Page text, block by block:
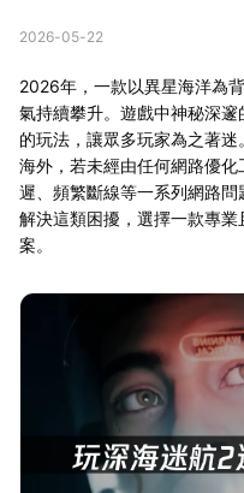
2026-05-22
2026年，一款以異星海洋為
氣持續攀升。遊戲中神秘深
的玩法，讓眾多玩家為之著
海外，若未經由任何網路優
遲、頻繁斷線等一系列網路
解決這類困擾，選擇一款專
案。